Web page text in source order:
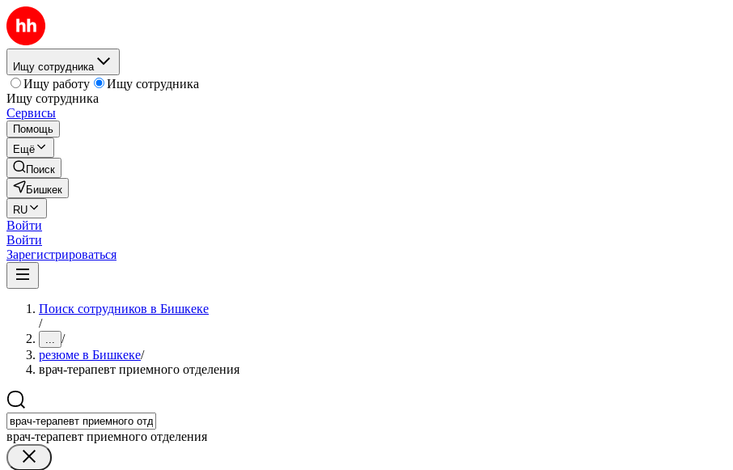
Ищу сотрудника
Ищу работу
Ищу сотрудника
Ищу сотрудника
Сервисы
Помощь
Ещё
Поиск
Бишкек
RU
Войти
Войти
Зарегистрироваться
Поиск сотрудников в Бишкеке
/
... /
резюме в Бишкеке/
врач-терапевт приемного отделения
врач-терапевт приемного отделения